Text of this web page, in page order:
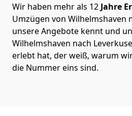
Wir haben mehr als 12 Jahre
Umzügen von Wilhelmshaven
unsere Angebote kennt und
Wilhelmshaven nach
erlebt hat, der weiß, warum
die Nummer eins sind.